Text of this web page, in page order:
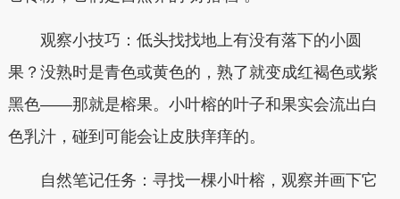
观察小技巧：低头找找地上有没有落下的小圆
果？没熟时是青色或黄色的，熟了就变成红褐色或紫
黑色——那就是榕果。小叶榕的叶子和果实会流出白
色乳汁，碰到可能会让皮肤痒痒的。
自然笔记任务：寻找一棵小叶榕，观察并画下它